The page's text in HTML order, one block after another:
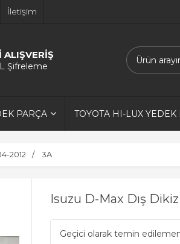
İletişim
ALIŞVERİŞ
Şifreleme
PARÇA TOYOTA HI-LUX YEDEK
2012 3A
Isuzu D-Max Dış
Geçici olarak temin